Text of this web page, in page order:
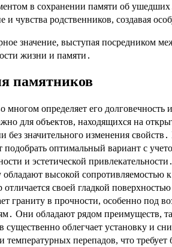
в сохранении памяти об
чувства родственников, создавая
значение, выступая посредником
жизни и памяти․
памятников
определяет его
для объектов, находящихся на
без значительного изменения
подобрать оптимальный вариант с
и эстетической
обладают высокой
своей гладкой
граниту в прочности, особенно под
Они обладают рядом преимуществ,
облегчает установку и
температурных перепадов, что